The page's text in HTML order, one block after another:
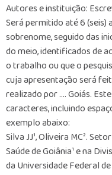
Autores e instituição:
Será permitido até 6
sobrenome, seguido das
do meio, identificados de
o trabalho ou que o
cuja apresentação será
realizado por …. Goiás.
caracteres, incluindo
exemplo abaixo:
Silva JJ¹, Oliveira MC².
Saúde de Goiânia¹ e na
da Universidade Federal de